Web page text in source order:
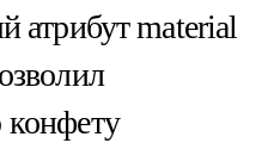
атрибут material